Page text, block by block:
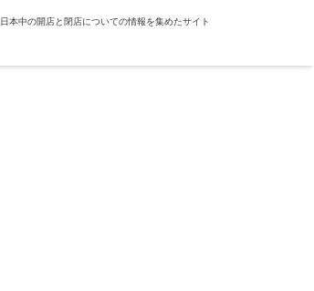
日本中の開店と閉店についての情報を集めたサイト